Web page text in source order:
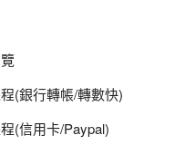
(銀行轉帳/轉數快)
(信用卡/Paypal)